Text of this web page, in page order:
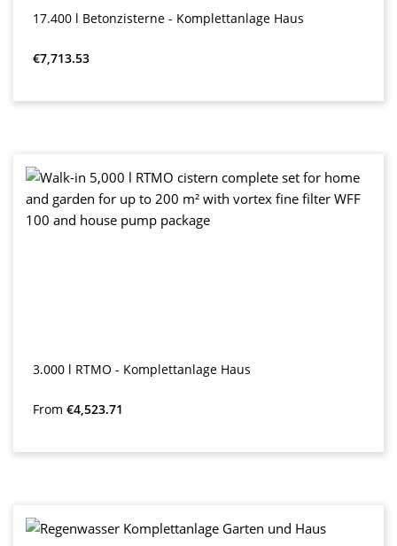
17.400 l Betonzisterne - Komplettanlage Haus
Regular price:
€7,713.53
3.000 l RTMO - Komplettanlage Haus
Regular price:
From €4,523.71